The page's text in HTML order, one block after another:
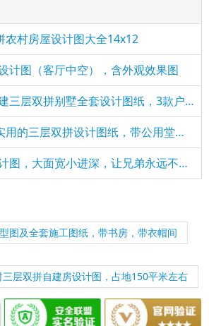
农村房屋设计图大全14x12
计图（客厅中空），含外观效果图
新中式农村兄弟合建三层双拼别墅全套设计图纸，3款户型方案
170平方米新农村实用的三层双拼设计图纸，带公用堂屋！
双拼二层大别墅设计图，大面宽小进深，让兄弟永远不分家
图及全套施工图纸，带书房，带衣帽间
层双拼自建房设计图，占地150平米左右